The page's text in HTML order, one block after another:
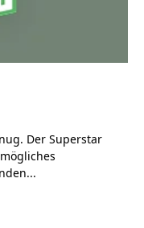
Der Superstar